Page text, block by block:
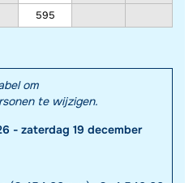
595
om
te wijzigen.
- zaterdag 19 december